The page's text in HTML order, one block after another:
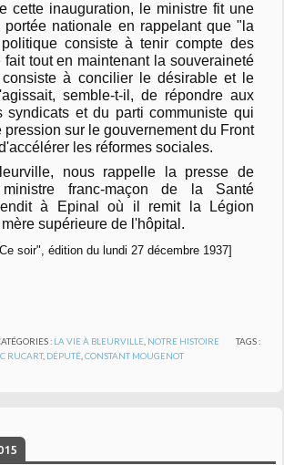
cette inauguration, le ministre fit une
portée nationale en rappelant que "la
consiste à tenir compte des
fait tout en maintenant la souveraineté
à concilier le désirable et le
semble-t-il, de répondre aux
syndicats et du parti communiste qui
pression sur le gouvernement du Front
les réformes sociales.
nous rappelle la presse de
franc-maçon de la Santé
à Epinal où il remit la Légion
supérieure de l'hôpital.
soir", édition du lundi 27 décembre 1937]
: LA VIE À BLEURVILLE, NOTRE HISTOIRE
TAGS :
RUCART, DÉPUTÉ ,CONSTANT MOUGENOT